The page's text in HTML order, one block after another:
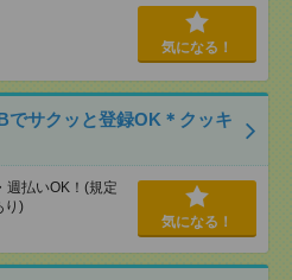
気になる！
でサクッと登録OK＊クッキ
払いOK！(規定
り)
気になる！